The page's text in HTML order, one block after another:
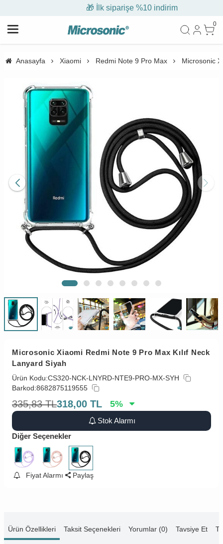
🎁 İlk siparişe %10 indirim
0
Anasayfa Xiaomi Redmi Note 9 Pro Max Microsonic
Microsonic Xiaomi Redmi Note 9 Pro Max Kılıf Neck
Lanyard Siyah
Ürün Kodu:CS320-NCK-LNYRD-NTE9-PRO-MX-SYH
Barkod:8682875119555
335,83 TL318,00 TL 5%
Stok Alarmı
Diğer Seçenekler
Fiyat Alarmı Paylaş
Ürün Özellikleri Taksit Seçenekleri Yorumlar (0) Tavsiye Et